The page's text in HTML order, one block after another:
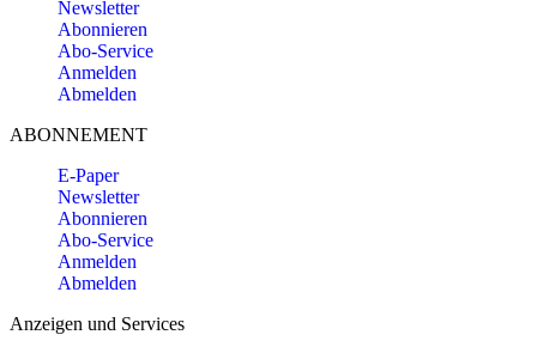
Newsletter
Abonnieren
Abo-Service
Anmelden
Abmelden
ABONNEMENT
E-Paper
Newsletter
Abonnieren
Abo-Service
Anmelden
Abmelden
Anzeigen und Services